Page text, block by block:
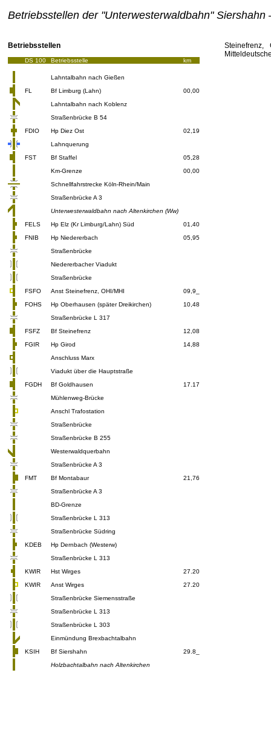
Betriebsstellen der "Unterwesterwaldbahn" Siershahn
Betriebsstellen
DS 100 Betriebsstelle km
Lahntalbahn nach Gießen
FL
Bf Limburg (Lahn)
00,00
Lahntalbahn nach Koblenz
Straßenbrücke B 54
FDIO
Hp Diez Ost
02,19
Lahnquerung
FST
Bf Staffel
05,28
Km-Grenze
00,00
Schnellfahrstrecke Köln-Rhein/Main
Straßenbrücke A 3
Unterwesterwaldbahn nach Altenkirchen (Ww)
FELS
Hp Elz (Kr Limburg/Lahn) Süd
01,40
FNIB
Hp Niedererbach
05,95
Straßenbrücke
Niedererbacher Viadukt
Straßenbrücke
FSFO
Anst Steinefrenz, OHI/MHI
09,9_
FOHS
Hp Oberhausen (später Dreikirchen)
10,48
Straßenbrücke L 317
FSFZ
Bf Steinefrenz
12,08
FGIR
Hp Girod
14,88
Anschluss Marx
Viadukt über die Hauptstraße
FGDH
Bf Goldhausen
17.17
Mühlenweg-Brücke
Anschl Trafostation
Straßenbrücke
Straßenbrücke B 255
Westerwaldquerbahn
Straßenbrücke A 3
FMT
Bf Montabaur
21,76
Straßenbrücke A 3
BD-Grenze
Straßenbrücke L 313
Straßenbrücke Südring
KDEB
Hp Dernbach (Westerw)
Straßenbrücke L 313
KWIR
Hst Wirges
27.20
KWIR
Anst Wirges
27.20
Straßenbrücke Siemensstraße
Straßenbrücke L 313
Straßenbrücke L 303
Einmündung Brexbachtalbahn
KSIH
Bf Siershahn
29.8_
Holzbachtalbahn nach Altenkirchen
Steinefrenz,